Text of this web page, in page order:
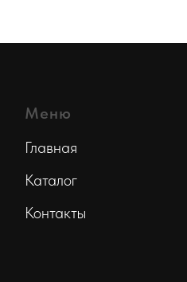
Меню
Главная
Каталог
Контакты